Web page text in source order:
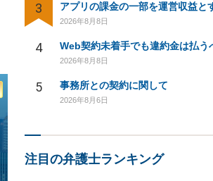
3
2026年8月8日
4
2026年8月8日
5 事務所との契約に関して
2026年8月6日
注目の弁護士ランキング